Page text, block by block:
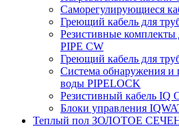
Саморегулирующиеся
Греющий кабель для
Резистивные комплекты
PIPE CW
Греющий кабель для
Система обнаружения и
воды PIPELOCK
Резистивный кабель IQ
Блоки управления
Теплый пол ЗОЛОТОЕ